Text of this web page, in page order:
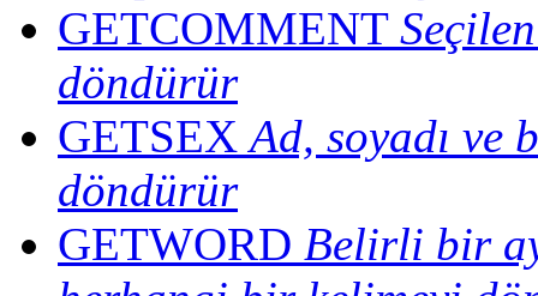
GETCOMMENT
döndürür
GETSEX Ad, soyadı ve
döndürür
GETWORD Belirli bir